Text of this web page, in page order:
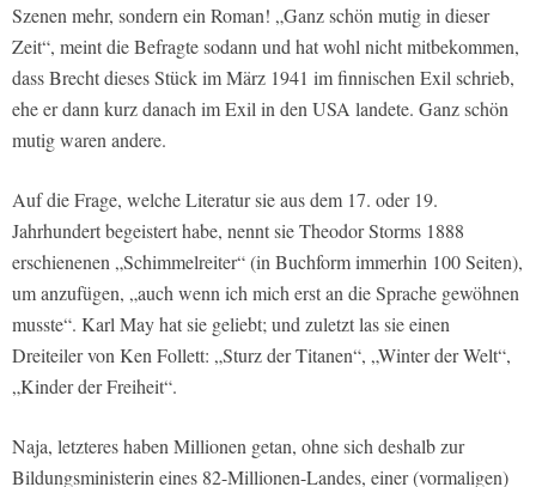
Szenen mehr, sondern ein Roman! „Ganz schön mutig in dieser
Zeit“, meint die Befragte sodann und hat wohl nicht mitbekommen,
dass Brecht dieses Stück im März 1941 im finnischen Exil schrieb,
ehe er dann kurz danach im Exil in den USA landete. Ganz schön
mutig waren andere.
Auf die Frage, welche Literatur sie aus dem 17. oder 19.
Jahrhundert begeistert habe, nennt sie Theodor Storms 1888
erschienenen „Schimmelreiter“ (in Buchform immerhin 100 Seiten),
um anzufügen, „auch wenn ich mich erst an die Sprache gewöhnen
musste“. Karl May hat sie geliebt; und zuletzt las sie einen
Dreiteiler von Ken Follett: „Sturz der Titanen“, „Winter der Welt“,
„Kinder der Freiheit“.
Naja, letzteres haben Millionen getan, ohne sich deshalb zur
Bildungsministerin eines 82-Millionen-Landes, einer (vormaligen)